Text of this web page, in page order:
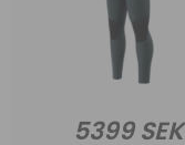
5399 SEK